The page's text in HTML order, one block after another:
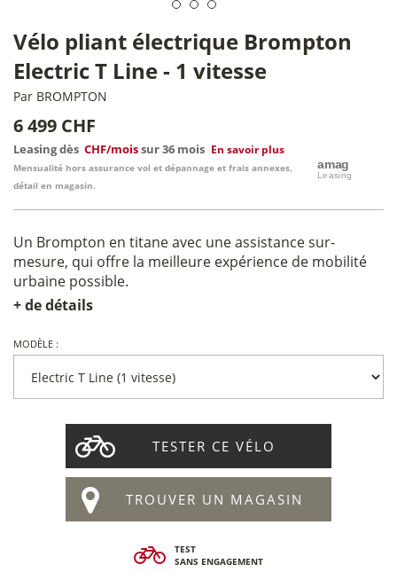
Vélo pliant électrique Brompton
Electric T Line - 1 vitesse
Par BROMPTON
6 499 CHF
Leasing dès CHF/moissur 36 mois En savoir plus
Mensualité hors assurance vol et dépannage et frais annexes,
détail en magasin.
Un Brompton en titane avec une assistance sur-
mesure, qui offre la meilleure expérience de mobilité
urbaine possible.
+ de détails
MODÈLE :
TESTER CE VÉLO
TROUVER UN MAGASIN
TEST
SANS ENGAGEMENT